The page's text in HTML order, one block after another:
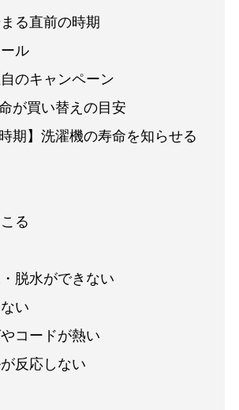
る直前の時期
ル
のキャンペーン
が買い替えの目安
期】洗濯機の寿命を知らせる
る
脱水ができない
い
コードが熱い
反応しない